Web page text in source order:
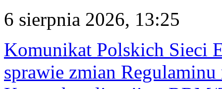
6 sierpnia 2026, 13:25
Komunikat Polskich Sieci
sprawie zmian